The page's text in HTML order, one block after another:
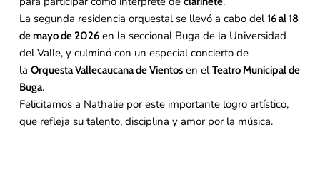
La segunda residencia orquestal se llevó a cabo del16 al 18
de mayo de 2026en la seccional Buga de la Universidad
del Valle, y culminó con un especial concierto de
la Orquesta Vallecaucana de Vientosen elTeatro Municipal de
Buga.
Felicitamos a Nathalie por este importante logro artístico,
que refleja su talento, disciplina y amor por la música.